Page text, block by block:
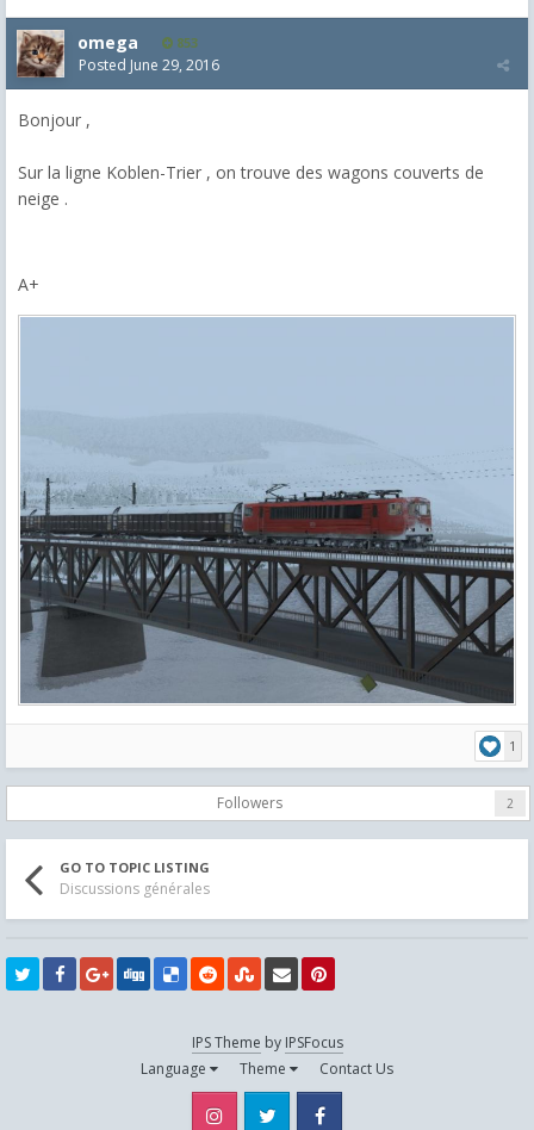
omega 853
Posted June 29, 2016
Bonjour ,
Sur la ligne Koblen-Trier , on trouve des wagons couverts de
neige .
A+
1
Followers 2
GO TO TOPIC LISTING
Discussions générales
IPS Theme by IPSFocus
Language
Theme Contact Us
Instagram Twitter